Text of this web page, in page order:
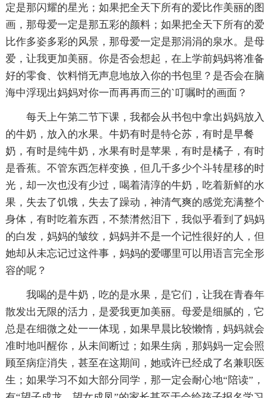
定是那闪耀的星光；如果把全天下所有的爱比作美丽的图
画，那母爱一定是那五彩的颜料；如果把全天下所有的爱
比作多姿多彩的风景，那母爱一定是那涓涓的泉水。是母
爱，让我更加美丽。你是否会想起，在上学前妈妈将准备
好的零食、饮料悄无声息地放入你的书包里？是否会在脑
海中浮现出妈妈对你一而再再而三的`叮嘱时的画面？
每天上午第二节下课，我都会从书包中拿出妈妈放入
的牛奶，放入的水果。牛奶有时是特仑苏，有时是早餐
奶，有时是纯牛奶，水果有时是苹果，有时是橘子，有时
是香蕉。不管东西怎样变换，但几千多少个斗转星移的时
光，却一次也没有少过，喝着清淳的牛奶，吃着新鲜的水
果，失去了饥饿，失去了躁动，神清气爽的感觉充满整个
身体，有时吃着东西，不禁潸然泪下，我似乎看到了妈妈
的白发，妈妈的皱纹，妈妈并不是一个记性很好的人，但
她却从未忘记过这件事，妈妈的爱哪里可以用语言完全形
容的呢？
我喝的是牛奶，吃的是水果，是它们，让我在青春年
散发出无限的活力，是爱我更加美丽。母爱是细腻的，它
总是在细微之处一一体现，如果早晨比较懒惰，妈妈就会
准时地叫醒你，从未间断过；如果生病，那妈妈一定会照
顾至病症消失，甚至在这期间，她或许已经成了名兼职医
生；如果学习不如大部分同学，那一定会耐心地“陪读”，